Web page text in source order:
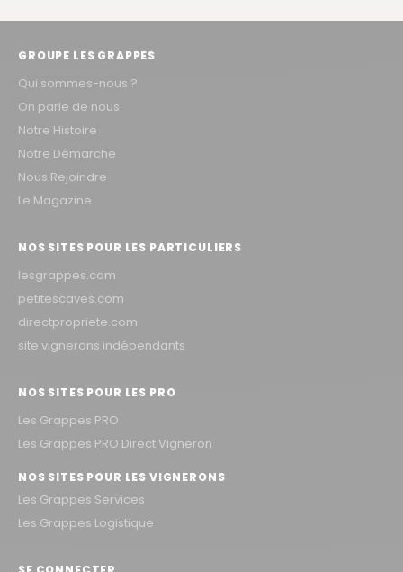
GROUPE LES GRAPPES
Qui sommes-nous ?
On parle de nous
Notre Histoire
Notre Démarche
Nous Rejoindre
Le Magazine
NOS SITES POUR LES PARTICULIERS
lesgrappes.com
petitescaves.com
directpropriete.com
site vignerons indépendants
NOS SITES POUR LES PRO
Les Grappes PRO
Les Grappes PRO Direct Vigneron
NOS SITES POUR LES VIGNERONS
Les Grappes Services
Les Grappes Logistique